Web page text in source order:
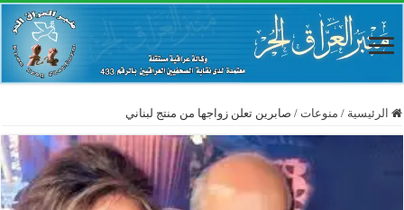
الرئيسية / منوعات / صابرين تعلن زواجها من منتج لبناني